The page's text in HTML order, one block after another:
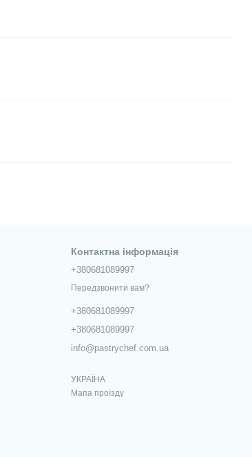
Контактна інформація
+380681089997
Передзвонити вам?
+380681089997
+380681089997
info@pastrychef.com.ua
УКРАЇНА
Мапа проїзду